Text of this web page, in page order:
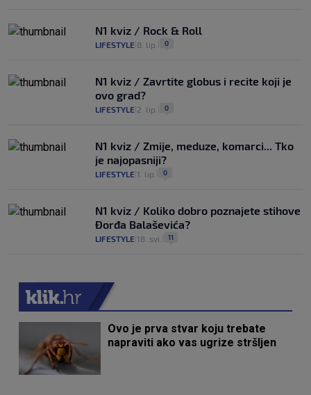
N1 kviz / Rock & Roll
LIFESTYLE 8. lip. 0
N1 kviz / Zavrtite globus i recite koji je
ovo grad?
LIFESTYLE 2. lip. 0
N1 kviz / Zmije, meduze, komarci... Tko
je najopasniji?
LIFESTYLE 1. lip. 0
N1 kviz / Koliko dobro poznajete stihove
Đorđa Balaševića?
LIFESTYLE 18. svi. 11
Ovo je prva stvar koju trebate
napraviti ako vas ugrize stršljen